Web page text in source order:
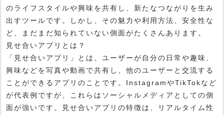
のライフスタイルや興味を共有し、新たなつながりを生み
出すツールです。しかし、その魅力や利用方法、安全性な
ど、まだまだ知られていない側面がたくさんあります。
見せ合いアプリとは？
「見せ合いアプリ」とは、ユーザーが自分の日常や趣味、
興味などを写真や動画で共有し、他のユーザーと交流する
ことができるアプリのことです。InstagramやTikTokなど
が代表例ですが、これらはソーシャルメディアとしての側
面が強いです。見せ合いアプリの特徴は、リアルタイム性